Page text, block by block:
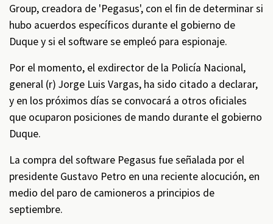
Group, creadora de 'Pegasus', con el fin de determinar si
hubo acuerdos específicos durante el gobierno de
Duque y si el software se empleó para espionaje.
Por el momento, el exdirector de la Policía Nacional,
general (r) Jorge Luis Vargas, ha sido citado a declarar,
y en los próximos días se convocará a otros oficiales
que ocuparon posiciones de mando durante el gobierno
Duque.
La compra del software Pegasus fue señalada por el
presidente Gustavo Petro en una reciente alocución, en
medio del paro de camioneros a principios de
septiembre.